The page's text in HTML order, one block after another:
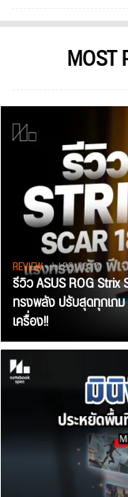
MOST
REVIEW• Jul 28, 2026
รีวิว ASUS ROG Strix
ทรงพลัง ปรับสุดทุกเก
เครื่อง!!